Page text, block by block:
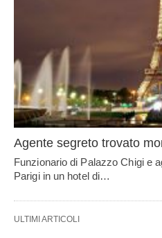
Agente segreto trovato
Funzionario di Palazzo Chigi e
Parigi in un hotel di…
ULTIMI ARTICOLI